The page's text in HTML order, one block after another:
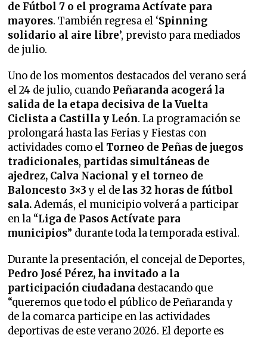
de Fútbol 7 o el programa Actívate para
mayores. También regresa el ‘Spinning
solidario al aire libre’, previsto para mediados
de julio.
Uno de los momentos destacados del verano será
el 24 de julio, cuando Peñaranda acogerá la
salida de la etapa decisiva de la Vuelta
Ciclista a Castilla y León. La programación se
prolongará hasta las Ferias y Fiestas con
actividades como el Torneo de Peñas de juegos
tradicionales, partidas simultáneas de
ajedrez, Calva Nacional y el torneo de
Baloncesto 3×3y el de las 32 horas de fútbol
sala.Además, el municipio volverá a participar
en la “Liga de Pasos Actívate para
municipios” durante toda la temporada estival.
Durante la presentación, el concejal de Deportes,
Pedro José Pérez, ha invitado a la
participación ciudadana destacando que
“queremos que todo el público de Peñaranda y
de la comarca participe en las actividades
deportivas de este verano 2026. El deporte es